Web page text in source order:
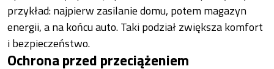
przykład: najpierw zasilanie domu, potem magazyn
energii, a na końcu auto. Taki podział zwiększa komfort
i bezpieczeństwo.
Ochrona przed przeciążeniem